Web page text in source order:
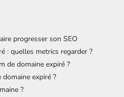
progresser son SEO
: quelles metrics regarder ?
de domaine expiré ?
expiré ?
?